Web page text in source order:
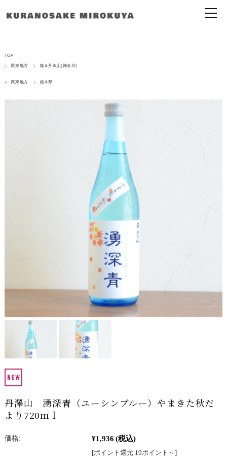
TOP
関東地方 隆＆丹沢山(神奈川)
関東地方 栃木県
丹澤山 湧深青（ユーシンブルー）やまきた秋だ
より720ｍｌ
価格: ¥1,936 (税込)
[ポイント還元 19ポイント～]